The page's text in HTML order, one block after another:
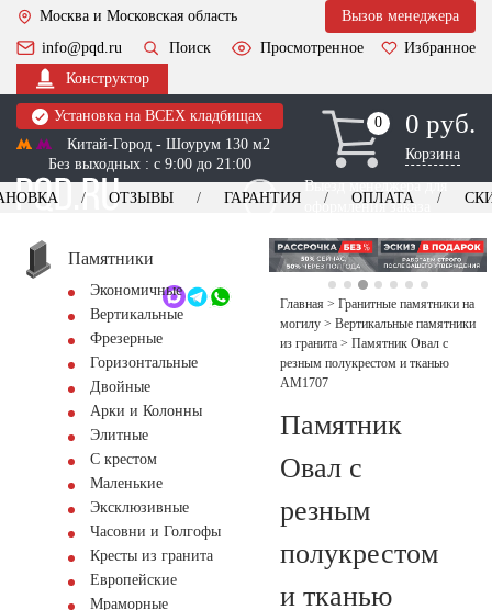
Москва и Московская область
Вызов менеджера
info@pqd.ru
Поиск Просмотренное
Избранное
Конструктор
Установка на ВСЕХ кладбищах
Китай-Город - Шоурум 130 м2
Без выходных : с 9:00 до 21:00
0
0 0 руб.
Корзина
Выезд менеджера для
оформления заказа
+7 (495) 518-44-23
Обратный звонок
ОТЗЫВЫ ГАРАНТИЯ ОПЛАТА
Памятники
Экономичные
Вертикальные
Фрезерные
Горизонтальные
Двойные
Арки и Колонны
Элитные
С крестом
Маленькие
Эксклюзивные
Часовни и Голгофы
Кресты из гранита
Европейские
Мраморные
Главная > Гранитные памятники на
могилу > Вертикальные памятники
из гранита > Памятник Овал с
резным полукрестом и тканью
AM1707
Памятник
Овал с
резным
полукрестом
и тканью